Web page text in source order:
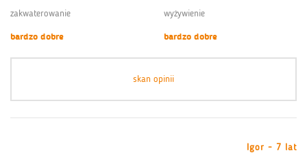
zakwaterowanie
bardzo dobre
wyżywienie
bardzo dobre
skan opinii
Igor - 7 lat